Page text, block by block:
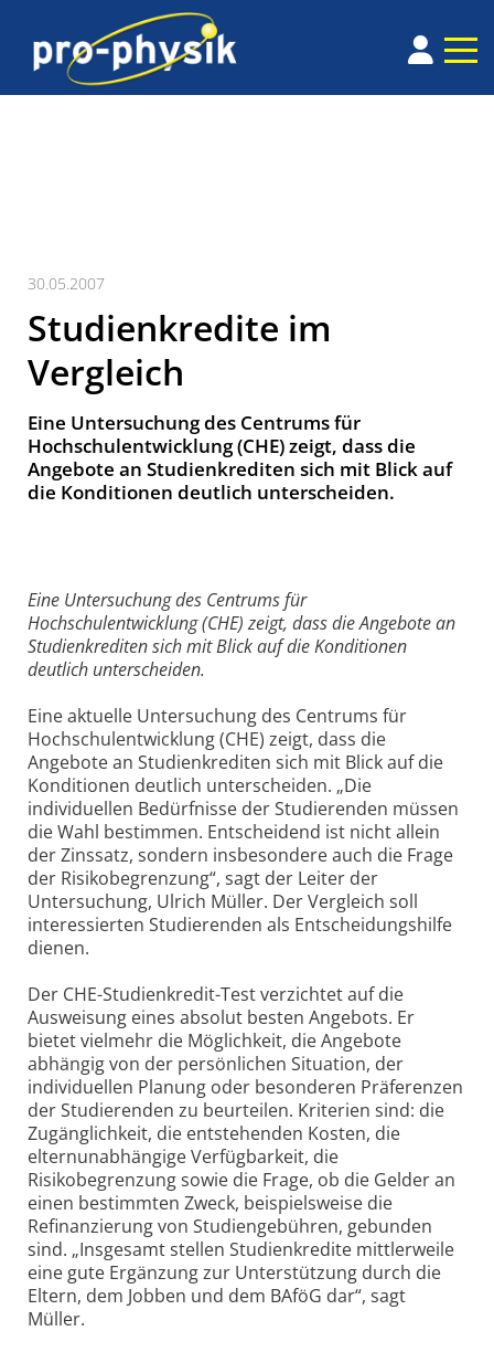
30.05.2007
Studienkredite im
Vergleich
Eine Untersuchung des Centrums für
Hochschulentwicklung (CHE) zeigt, dass die
Angebote an Studienkrediten sich mit Blick auf
die Konditionen deutlich unterscheiden.
Eine Untersuchung des Centrums für
Hochschulentwicklung (CHE) zeigt, dass die Angebote an
Studienkrediten sich mit Blick auf die Konditionen
deutlich unterscheiden.
Eine aktuelle Untersuchung des Centrums für
Hochschulentwicklung (CHE) zeigt, dass die
Angebote an Studienkrediten sich mit Blick auf die
Konditionen deutlich unterscheiden. „Die
individuellen Bedürfnisse der Studierenden müssen
die Wahl bestimmen. Entscheidend ist nicht allein
der Zinssatz, sondern insbesondere auch die Frage
der Risikobegrenzung“, sagt der Leiter der
Untersuchung, Ulrich Müller. Der Vergleich soll
interessierten Studierenden als Entscheidungshilfe
dienen.
Der CHE-Studienkredit-Test verzichtet auf die
Ausweisung eines absolut besten Angebots. Er
bietet vielmehr die Möglichkeit, die Angebote
abhängig von der persönlichen Situation, der
individuellen Planung oder besonderen Präferenzen
der Studierenden zu beurteilen. Kriterien sind: die
Zugänglichkeit, die entstehenden Kosten, die
elternunabhängige Verfügbarkeit, die
Risikobegrenzung sowie die Frage, ob die Gelder an
einen bestimmten Zweck, beispielsweise die
Refinanzierung von Studiengebühren, gebunden
sind. „Insgesamt stellen Studienkredite mittlerweile
eine gute Ergänzung zur Unterstützung durch die
Eltern, dem Jobben und dem BAföG dar“, sagt
Müller.